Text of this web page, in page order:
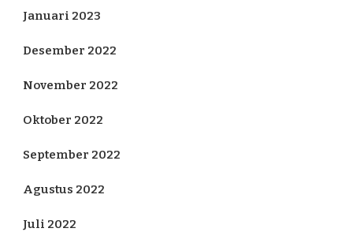
Januari 2023
Desember 2022
November 2022
Oktober 2022
September 2022
Agustus 2022
Juli 2022